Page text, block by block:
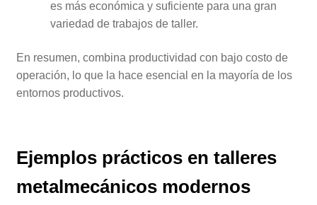
es más económica y suficiente para una gran
variedad de trabajos de taller.
En resumen, combina productividad con bajo costo de
operación, lo que la hace esencial en la mayoría de los
entornos productivos.
Ejemplos prácticos en talleres
metalmecánicos modernos